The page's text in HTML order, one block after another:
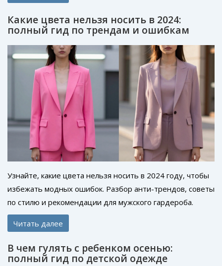
Какие цвета нельзя носить в 2024:
полный гид по трендам и ошибкам
Узнайте, какие цвета нельзя носить в 2024 году, чтобы
избежать модных ошибок. Разбор анти-трендов, советы
по стилю и рекомендации для мужского гардероба.
Читать далее
В чем гулять с ребенком осенью:
полный гид по детской одежде